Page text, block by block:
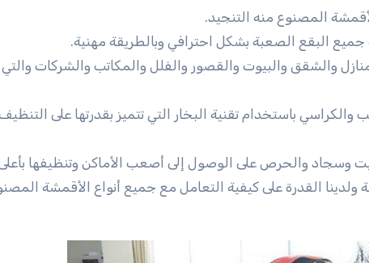
المصنوع منه التنجيد.
البقع الصعبة بشكل احترافي وبالطريقة مهنية.
والشقق والبيوت والقصور والفلل والمكاتب والشركات
والكراسي باستخدام تقنية البخار التي تتميز بقدرتها على
وسجاد والحرص على الوصول إلى أصعب الأماكن وتنظيفها
القدرة على كيفية التعامل مع جميع أنواع الأقمشة